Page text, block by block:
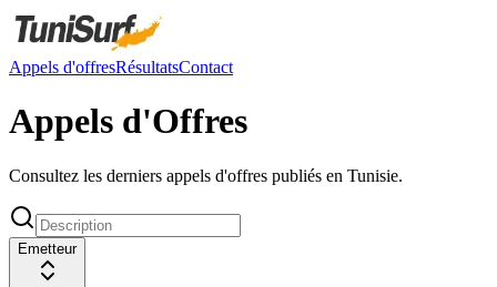
Appels d'offresRésultatsContact
Appels d'Offres
Consultez les derniers appels d'offres publiés en Tunisie.
Emetteur